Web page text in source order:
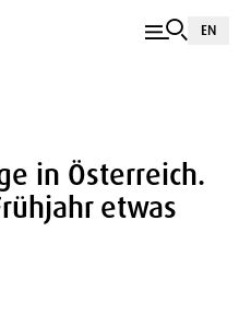
EN
in Österreich.
etwas